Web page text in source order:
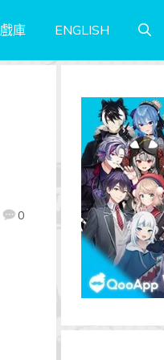
庫 ENGLISH
0